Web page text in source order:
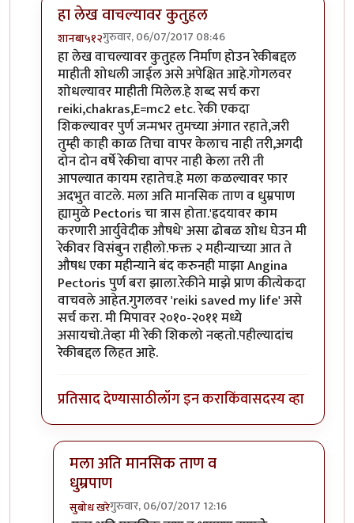
हा लेख वाचल्यावर कुतुहल
शानबा५१२गुरुवार, 06/07/2017 08:46
In reply toरेकी म्हणजे??? पूर्ण आणि सविस्तर सांगाल का??
हा लेख वाचल्यावर कुतुहल निर्माण होउन रेकीबद्दल
माहीती शोधली जाईल असे अपेक्षित आहे.गोगलवर
शोधल्यावर माहीती मिलेल.हे शब्द सर्च करा
reiki,chakras,E=mc2 etc. रेकी एकदा
शिकल्यावर पुर्ण जन्मभर तुमच्या अंगात रहाते,जरी
तुम्ही काही काळ तिचा वापर केलाच नाही तरी,अगदी
दोन दोन वर्षे रेकीचा वापर नाही केला तरी ती
आपल्यात कायम रहातेच.हे मला कळल्यावर फार
अदभुत वाटले. मला अति मानसिक ताण व धुम्रपाण
ह्यामुळे Pectoris चा त्रास होता.'ह्रदयावर काम
करणारी आर्युवेदीक औषधे' असा ढोबळ शोध घेउन मी
रेकीवर विसंबुन राहीलो.फक्त २ महीन्याच्या आत ते
औषध एका महीन्याने बंद करुनही माझा Angina
Pectoris पुर्ण बरा झाला.रेकीने माझे प्राण कीत्येकदा
वाचवले आहेत.गुगलवर 'reiki saved my life' असे
सर्च करा. मी मिपावर २०१०-२०११ मध्ये
असायचो.तेव्हा मी रेकी शिकलो नव्हतो.पहील्यादांच
रेकीबद्दल लिहत आहे.
प्रतिसाद देण्यासाठीलॉग इन कराकिंवासदस्य व्हा
मला अति मानसिक ताण व
धुम्रपाण
सुबोध खरेगुरुवार, 06/07/2017 12:16